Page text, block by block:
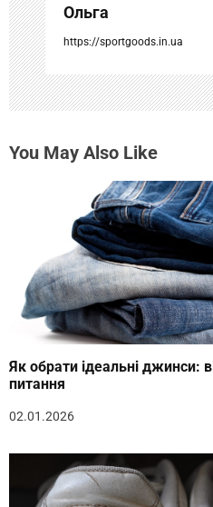
я
м
Ольга
https://sportgoods.in.ua
You May Also Like
Як обрати ідеальні джинси:
питання
02.01.2026